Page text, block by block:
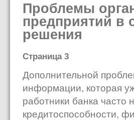
Проблемы
предприятий в
решения
Страница 3
Дополнительной
информации, которая
работники банка часто
кредитоспособности,